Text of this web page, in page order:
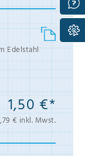
Edelstahl
1,50 €*
€ inkl. Mwst.